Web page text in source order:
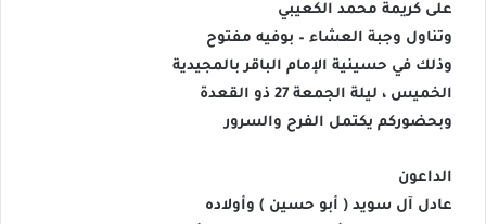
على كريمة محمد الكعيبي
وتناول وجبة العشاء – بوفيه مفتوح
وذلك في حسينية الإمام الباقر بالمجيدية
الخميس ، ليلة الجمعة 27 ذو القعدة
وبحضوركم يكتمل الفرح والسرور
الداعون
عادل آل سويد ( أبو حسين ) وأولاده